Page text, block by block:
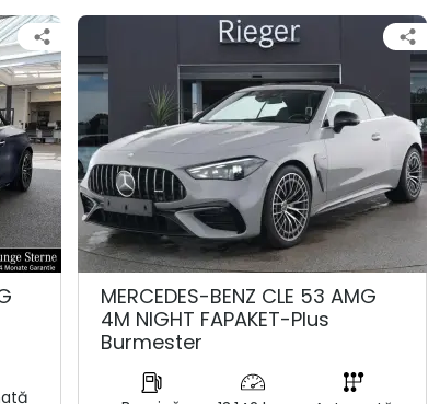
MERCEDES-BENZ CLE 53 AMG
4M NIGHT FAPAKET-Plus
Burmester